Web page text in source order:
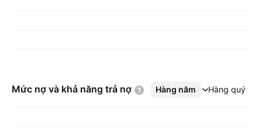
Mức nợ và khả năng trả nợ Hàng năm Hàng quý
Xem thêm